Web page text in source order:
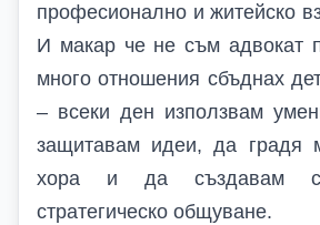
професионално и житейско
И макар че не съм адвокат
много отношения сбъднах
– всеки ден използвам
защитавам идеи, да градя
хора и да създавам
стратегическо общуване.